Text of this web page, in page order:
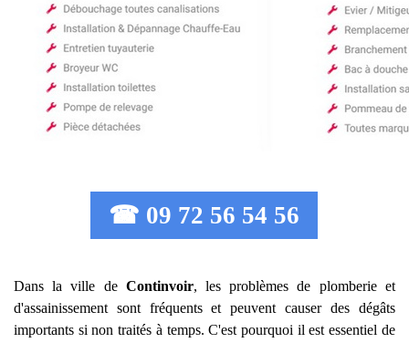
☎ 09 72 56 54 56
Dans la ville de Continvoir, les problèmes de plomberie et
d'assainissement sont fréquents et peuvent causer des dégâts
importants si non traités à temps. C'est pourquoi il est essentiel de